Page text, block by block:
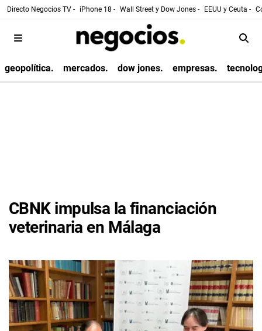
Directo Negocios TV - iPhone 18 - Wall Street y Dow Jones - EEUU y Ceuta -
geopolítica. mercados. dow jones. empresas.
CBNK impulsa la financiación
veterinaria en Málaga